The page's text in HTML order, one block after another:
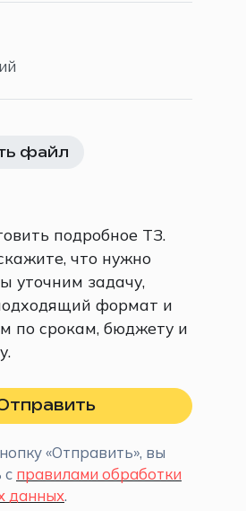
файл
подробное ТЗ.
что нужно
уточним задачу,
формат и
по срокам, бюджету и
«Отправить», вы
с правилами обработки
данных.